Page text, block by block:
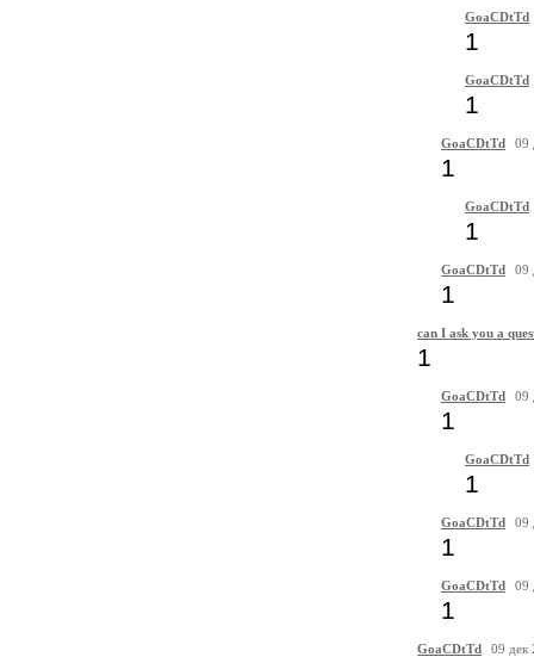
GoaCDtTd
1
GoaCDtTd
1
GoaCDtTd 09
1
GoaCDtTd
1
GoaCDtTd 09
1
can I ask you a
1
GoaCDtTd 09
1
GoaCDtTd
1
GoaCDtTd 09
1
GoaCDtTd 09
1
GoaCDtTd 09 дек